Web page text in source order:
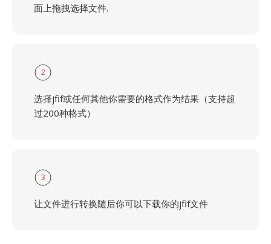
面上拖拽选择文件.
2
选择jfif或任何其他你需要的格式作为结果（支持超
过200种格式）
3
让文件进行转换随后你可以下载你的jfif文件